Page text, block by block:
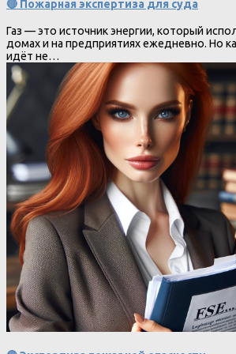
🔴 Пожарная экспертиза для суда
Газ — это источник энергии, который
домах и на предприятиях ежедневно. Но
идёт не…